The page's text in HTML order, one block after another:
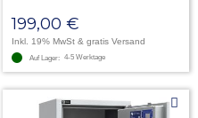
199,00 €
Inkl. 19% MwSt & gratis Versand
Auf Lager: 4-5 Werktage